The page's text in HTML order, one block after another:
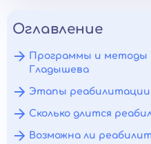
Оглавление
Программы и методы
Гладышева
Этапы реабилитации
Сколько длится
Возможна ли